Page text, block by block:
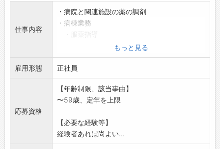
仕事内容
・病院と関連施設の薬の調剤
・病棟業務
・注射払い出し業務
・簡単なパソコン入力業務
変更範囲:変更なし
もっと見る
雇用形態 正社員
応募資格
【年齢制限、該当事由】
〜59歳、定年を上限
【必要な経験等】
経験者あれば尚よい...